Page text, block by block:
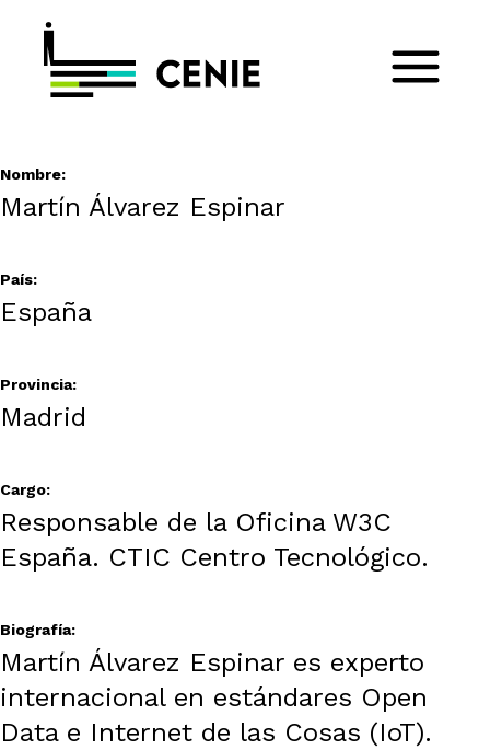
Nombre:
Martín Álvarez Espinar
País:
España
Provincia:
Madrid
Cargo:
Responsable de la Oficina W3C
España. CTIC Centro Tecnológico.
Biografía:
Martín Álvarez Espinar es experto
internacional en estándares Open
Data e Internet de las Cosas (IoT).